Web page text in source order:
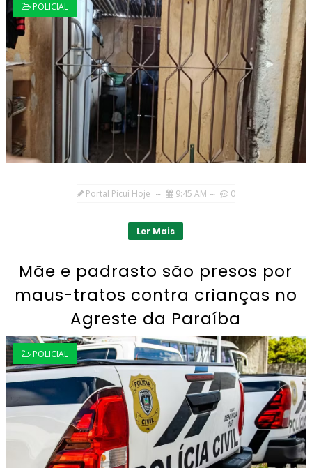
POLICIAL
Portal Picuí Hoje 9:45 AM 0
Ler Mais
Mãe e padrasto são presos por
maus-tratos contra crianças no
Agreste da Paraíba
POLICIAL